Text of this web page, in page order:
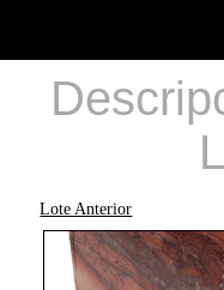
Lote Anterior